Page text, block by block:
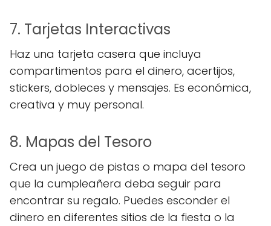
7. Tarjetas Interactivas
Haz una tarjeta casera que incluya
compartimentos para el dinero, acertijos,
stickers, dobleces y mensajes. Es económica,
creativa y muy personal.
8. Mapas del Tesoro
Crea un juego de pistas o mapa del tesoro
que la cumpleañera deba seguir para
encontrar su regalo. Puedes esconder el
dinero en diferentes sitios de la fiesta o la